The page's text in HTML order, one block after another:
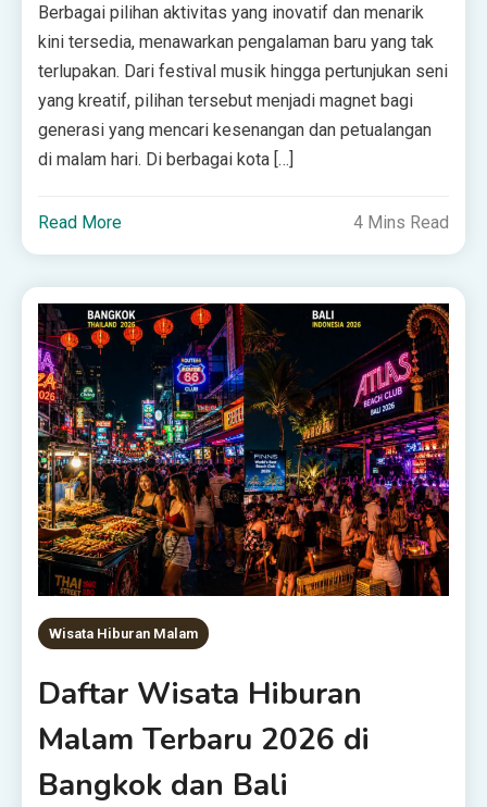
Berbagai pilihan aktivitas yang inovatif dan menarik
kini tersedia, menawarkan pengalaman baru yang tak
terlupakan. Dari festival musik hingga pertunjukan seni
yang kreatif, pilihan tersebut menjadi magnet bagi
generasi yang mencari kesenangan dan petualangan
di malam hari. Di berbagai kota […]
Read More 4 Mins Read
Wisata Hiburan Malam
Daftar Wisata Hiburan
Malam Terbaru 2026 di
Bangkok dan Bali